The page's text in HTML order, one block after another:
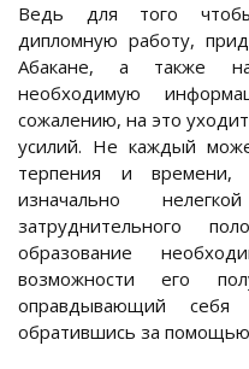
Ведь для того чтобы
дипломную работу,
Абакане, а также
необходимую
сожалению, на это
усилий. Не каждый
терпения и времени,
изначально
затруднительного
образование
возможности его
оправдывающий
обратившись за